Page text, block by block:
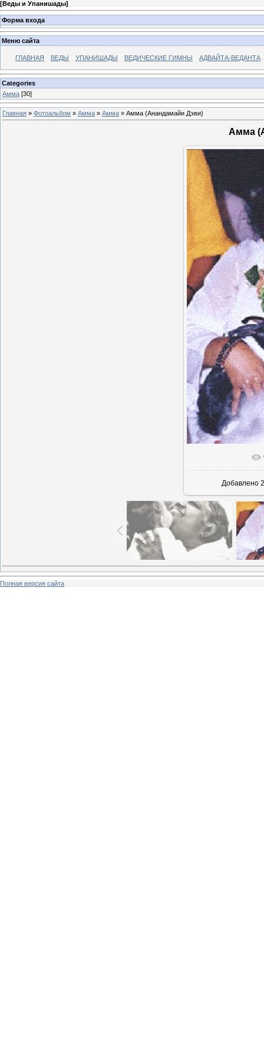
[Веды и Упанишады]
Форма входа
Меню сайта
ГЛАВНАЯ ВЕДЫ УПАНИШАДЫ ВЕДИЧЕСКИЕ ГИМНЫ АДВАЙТА-ВЕДАНТА
Categories
Амма [30]
Главная » Фотоальбом » Амма » Амма » Амма (Анандамайи Дэви)
Амма
В
Добавлено
Полная версия сайта